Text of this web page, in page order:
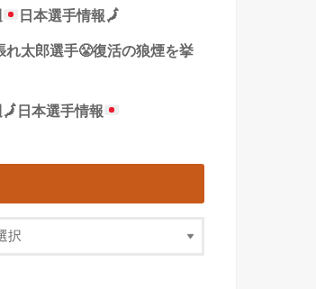
日本選手情報🗾
れ太郎選手😤復活の狼煙を挙
🗾 日本選手情報